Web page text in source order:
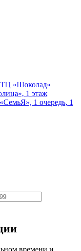
ТЦ «Шоколад»
1 этаж
1 очередь, 1
времени и